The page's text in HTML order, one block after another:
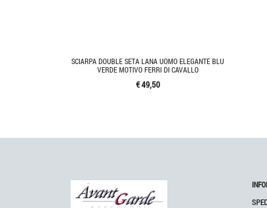
SCIARPA DOUBLE SETA LANA UOMO ELEGANTE BLU
VERDE MOTIVO FERRI DI CAVALLO
€ 49,50